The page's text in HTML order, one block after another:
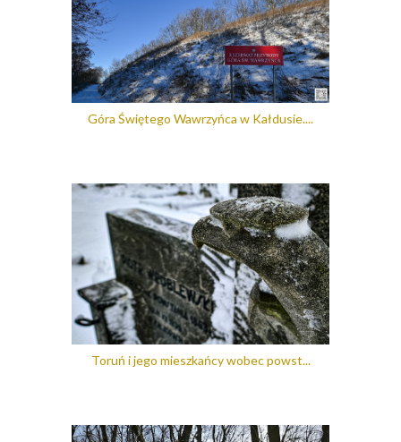
Góra Świętego Wawrzyńca w Kałdusie....
Toruń i jego mieszkańcy wobec powst...